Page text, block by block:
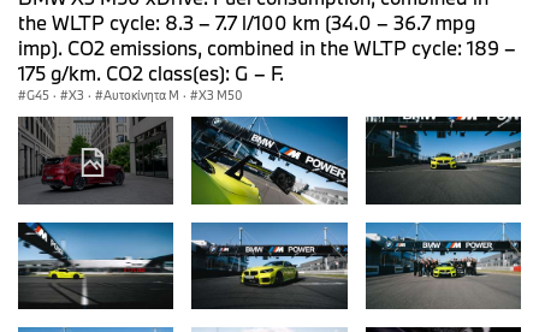
the WLTP cycle: 8.3 – 7.7 l/100 km (34.0 – 36.7 mpg
imp). CO2 emissions, combined in the WLTP cycle: 189 –
175 g/km. CO2 class(es): G – F.
G45 · X3 · Αυτοκίνητα M · X3 M50